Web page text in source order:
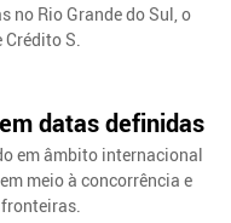
no Rio Grande do Sul, o
Crédito S.
datas definidas
em âmbito internacional
meio à concorrência e